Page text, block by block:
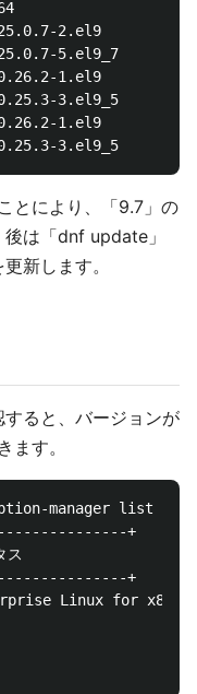
2.el9
5.el9_7
1.el9       rhel-
3.el9_5
1.el9       rhel-
とにより、「9.7」の
は「dnf update」
新します。
ると、バージョンが
ます。
manager list
+
ス
+
Linux for